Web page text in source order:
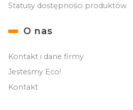
Statusy dostępności produktów
O nas
Kontakt i dane firmy
Jesteśmy Eco!
Kontakt